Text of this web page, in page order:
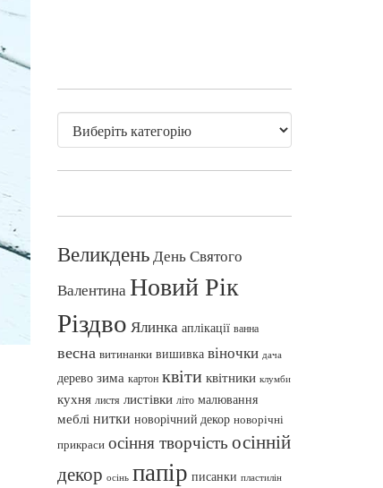
ВеликденьДень Святого
ВалентинаНовий Рік
Різдво Ялинка аплікації ванна
весна витинанки вишивка віночки дача
дерево зима картон квіти квітники клумби
кухня листя листівки літо малювання
меблі нитки новорічний декор новорічні
прикраси осіння творчість осінній
декор осінь папір писанки пластилін